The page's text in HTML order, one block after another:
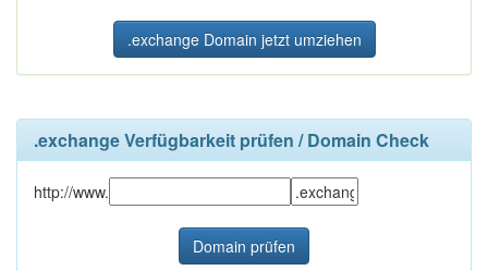
.exchange Domain jetzt umziehen
.exchange Verfügbarkeit prüfen / Domain Check
http://www.